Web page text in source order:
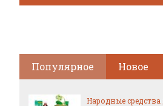
Популярное Новое
Народные